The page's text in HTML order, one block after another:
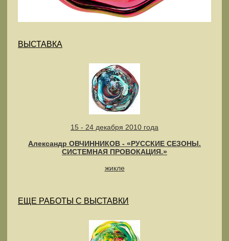
ВЫСТАВКА
15 - 24 декабря 2010 года
Александр ОВЧИННИКОВ - «РУССКИЕ СЕЗОНЫ.
СИСТЕМНАЯ ПРОВОКАЦИЯ.»
жикле
ЕЩЕ РАБОТЫ С ВЫСТАВКИ